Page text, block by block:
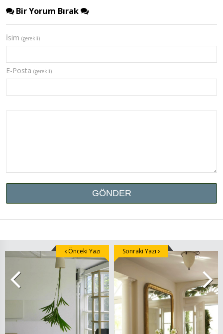
Bir Yorum Bırak
İsim (gerekli)
E-Posta (gerekli)
Önceki Yazı Sonraki Yazı